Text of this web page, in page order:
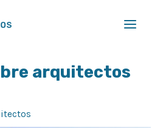
arquitectos